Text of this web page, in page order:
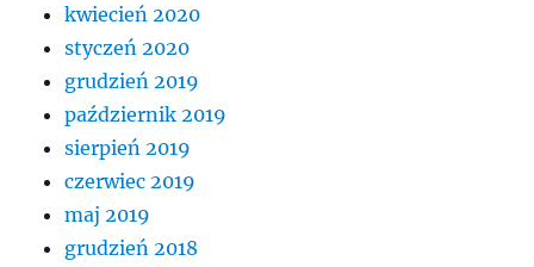
kwiecień 2020
styczeń 2020
grudzień 2019
październik 2019
sierpień 2019
czerwiec 2019
maj 2019
grudzień 2018